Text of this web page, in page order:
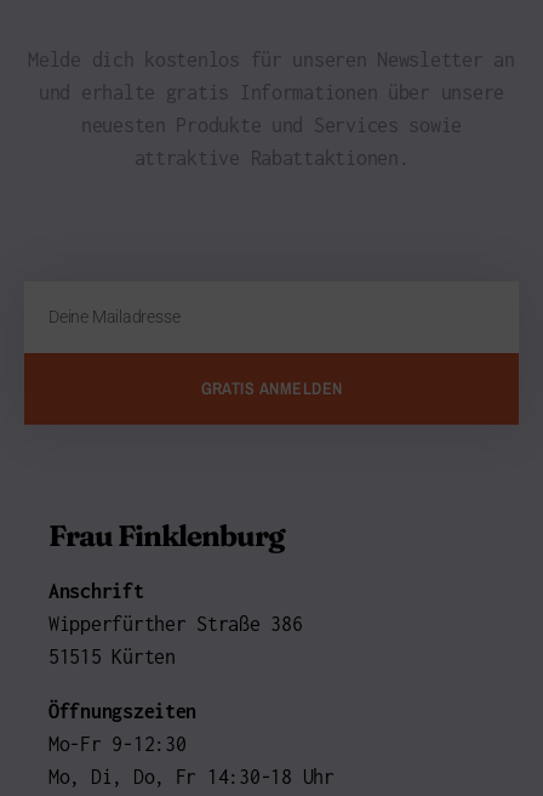
Melde dich kostenlos für unseren Newsletter an
und erhalte gratis Informationen über unsere
neuesten Produkte und Services sowie
attraktive Rabattaktionen.
GRATIS ANMELDEN
Frau Finklenburg
Anschrift
Wipperfürther Straße 386
51515 Kürten
Öffnungszeiten
Mo-Fr 9-12:30
Mo, Di, Do, Fr 14:30-18 Uhr